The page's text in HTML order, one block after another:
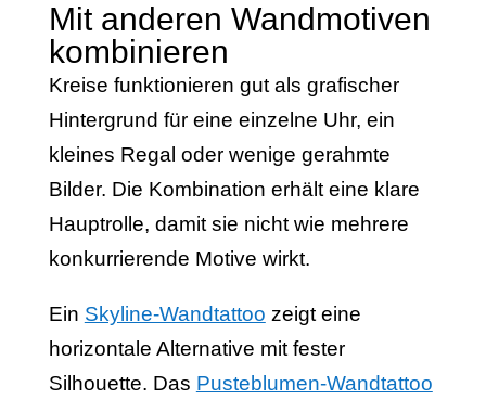
Mit anderen Wandmotiven
kombinieren
Kreise funktionieren gut als grafischer
Hintergrund für eine einzelne Uhr, ein
kleines Regal oder wenige gerahmte
Bilder. Die Kombination erhält eine klare
Hauptrolle, damit sie nicht wie mehrere
konkurrierende Motive wirkt.
Ein Skyline-Wandtattoo zeigt eine
horizontale Alternative mit fester
Silhouette. Das Pusteblumen-Wandtattoo